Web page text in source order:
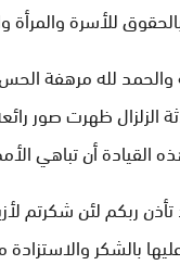
للأسرة والمرأة
والحمد لله مرهفة
الزلزال ظهرت
أن تباهي
ربكم لئن شكرتم
بالشكر